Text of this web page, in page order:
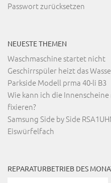
Passwort zurücksetzen
NEUESTE THEMEN
Waschmaschine startet nicht
Geschirrspüler heizt das
Parkside Modell prma 40-li B3
Wie kann ich die
fixieren?
Samsung Side by Side
Eiswürfelfach
REPARATURBETRIEB DES